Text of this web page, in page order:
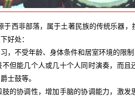
于西非部落，属于土著民族的传统乐器
好处：
不受年龄、身体条件和居室环境的限制
能几个人或几十个人同时演奏，而且
士鼓等。
协调性，增加手脑的协调能力，激发